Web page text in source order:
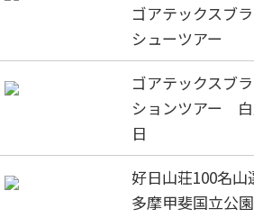
ゴアテックスブ
シューツアー
ゴアテックスブ
ションツアー
日
好日山荘100名
多摩甲斐国立公